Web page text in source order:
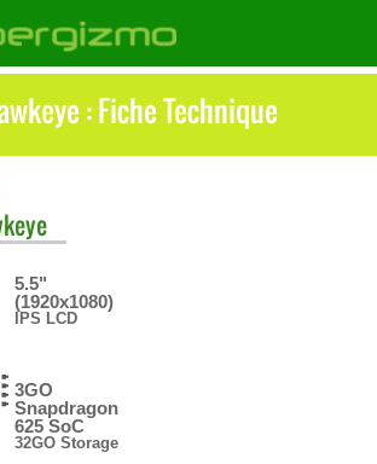
: Fiche Technique
5.5"
(1920x1080)
IPS LCD
3GO
Snapdragon
625 SoC
32GO Storage